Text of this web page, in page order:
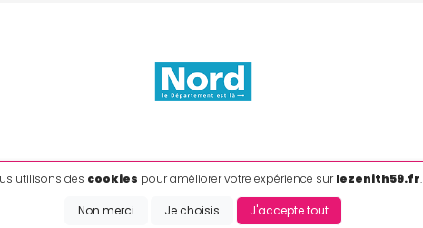
Mentions légales|Politique de confidentialité| Cookies
- Réalisé parEMIPROD
utilisons des cookies pour améliorer votre expérience surlezenith59.fr.
Non merci Je choisis J'accepte tout